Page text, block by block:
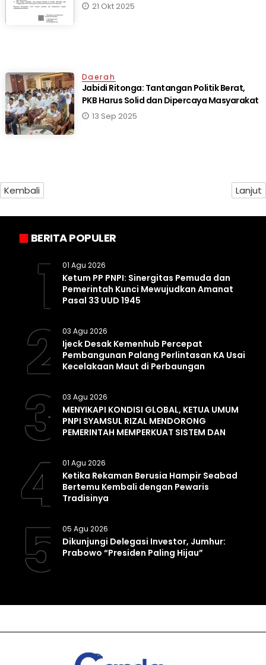
21 Okt 2025
Daerah
Jabidi Ritonga: Tantangan Politik Berat,
PKB Harus Solid dan Dipercaya Masyarakat
13 Sep 2025
Kembali Lanjut
BERITA POPULER
1 01 Agu 2026
Ketum PP PNPI: Sinergitas Pemuda dan
Pemerintah Kunci Mewujudkan Amanat
Pasal 33 UUD 1945
2 03 Agu 2026
Ijeck Desak Kemenhub Percepat
Pembangunan Palang Perlintasan KA Usai
Kecelakaan Maut di Perbaungan
3 03 Agu 2026
MENYIKAPI KONDISI GLOBAL, KETUA UMUM
PNPI SYAMSUL RIZAL MENDORONG
PEMERINTAH MEMPERKUAT SISTEM DAN
4 01 Agu 2026
Ketika Rekaman Berusia Hampir Seabad
Bertemu Kembali dengan Pewaris
Tradisinya
5 05 Agu 2026
Dikunjungi Delegasi Investor, Jumhur:
Prabowo “Presiden Paling Hijau”